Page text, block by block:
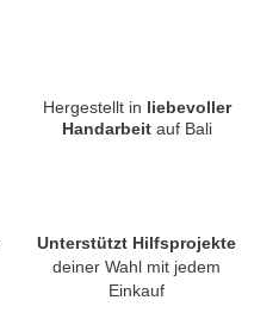
Hergestellt in liebevoller
Handarbeitauf Bali
Unterstützt Hilfsprojekte
deiner Wahl mit jedem
Einkauf